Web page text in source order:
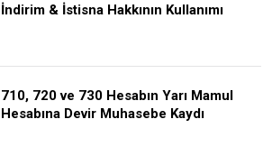
İndirim & İstisna Hakkının Kullanımı
710, 720 ve 730 Hesabın Yarı Mamul
Hesabına Devir Muhasebe Kaydı